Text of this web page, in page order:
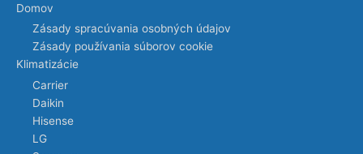
Domov
Zásady spracúvania osobných údajov
Zásady používania súborov cookie
Klimatizácie
Carrier
Daikin
Hisense
LG